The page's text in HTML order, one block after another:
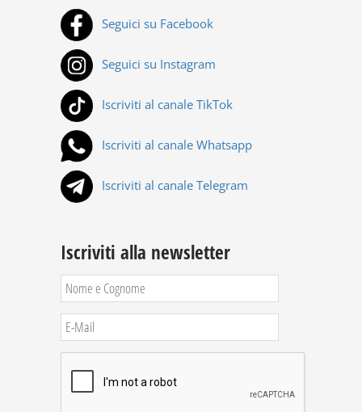
Seguici su Facebook
Seguici su Instagram
Iscriviti al canale TikTok
Iscriviti al canale Whatsapp
Iscriviti al canale Telegram
Iscriviti alla newsletter